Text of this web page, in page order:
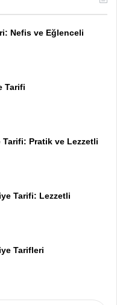
Nefis ve Eğlenceli
Tarifi
Pratik ve Lezzetli
Tarifi: Lezzetli
Tarifleri